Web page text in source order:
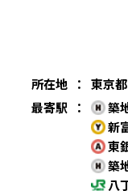
所在地 ：
東京
最寄駅
：
築
新
東
築
八